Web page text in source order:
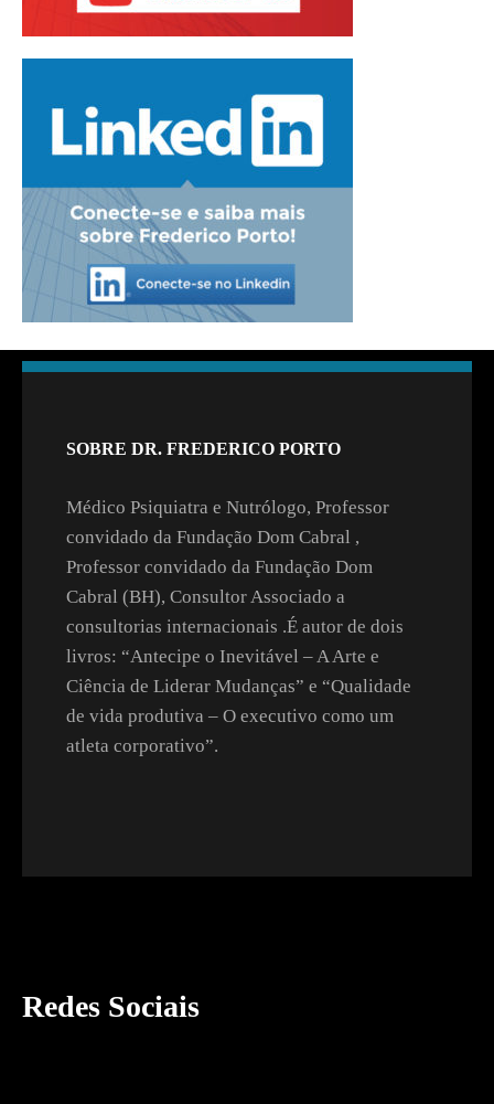
SOBRE DR. FREDERICO PORTO
Médico Psiquiatra e Nutrólogo, Professor
convidado da Fundação Dom Cabral ,
Professor convidado da Fundação Dom
Cabral (BH), Consultor Associado a
consultorias internacionais .É autor de dois
livros: “Antecipe o Inevitável – A Arte e
Ciência de Liderar Mudanças” e “Qualidade
de vida produtiva – O executivo como um
atleta corporativo”.
Redes Sociais